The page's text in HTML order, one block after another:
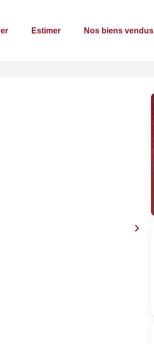
Estimer Nos biens vendus